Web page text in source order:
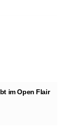
im Open Flair